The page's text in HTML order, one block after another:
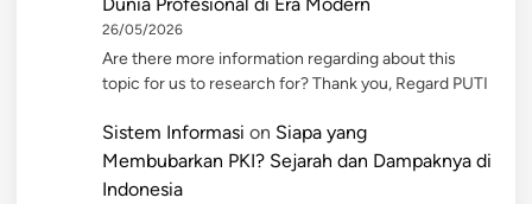
26/05/2026
Are there more information regarding about this
topic for us to research for? Thank you, Regard PUTI
Sistem Informasi on Siapa yang
Membubarkan PKI? Sejarah dan Dampaknya di
Indonesia